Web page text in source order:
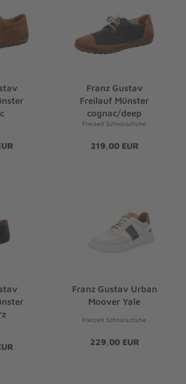
Franz Gustav
Freilauf Münster
cognac/deep
Freizeit Schnürschuhe
219,00 EUR
Franz Gustav Urban
Moover Yale
Freizeit Schnürschuhe
229,00 EUR